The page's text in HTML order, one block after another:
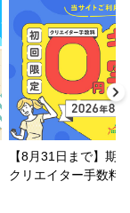
【8月31日まで】期
クリエイター手数料